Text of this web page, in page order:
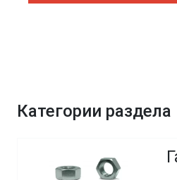
Категории раздела